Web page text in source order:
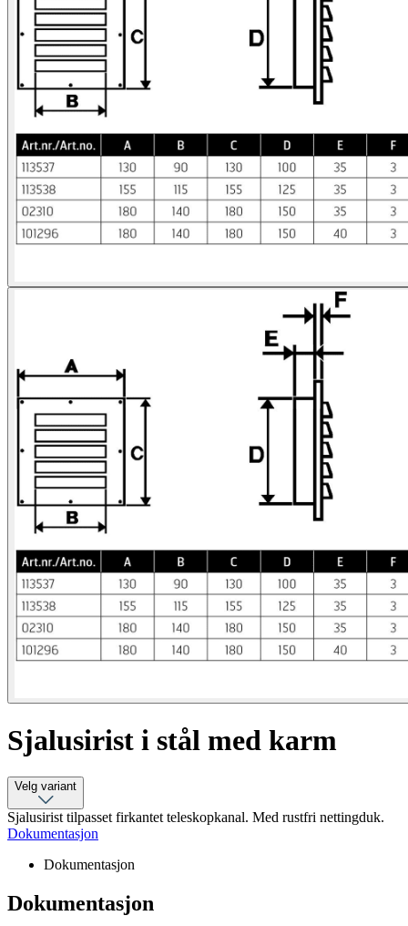
Sjalusirist i stål med karm
Velg variant
Sjalusirist tilpasset firkantet teleskopkanal. Med rustfri nettingduk.
Dokumentasjon
Dokumentasjon
Dokumentasjon